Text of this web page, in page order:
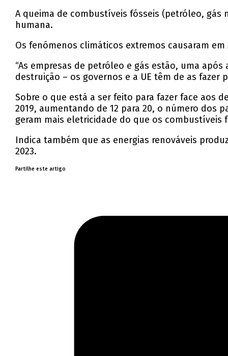
A queima de combustíveis fósseis (petróleo,
humana.
Os fenómenos climáticos extremos causaram
“As empresas de petróleo e gás estão, uma
destruição – os governos e a UE têm de as fazer
Sobre o que está a ser feito para fazer face aos
2019, aumentando de 12 para 20, o número dos
geram mais eletricidade do que os combustíveis
Indica também que as energias renováveis
2023.
Partilhe este artigo